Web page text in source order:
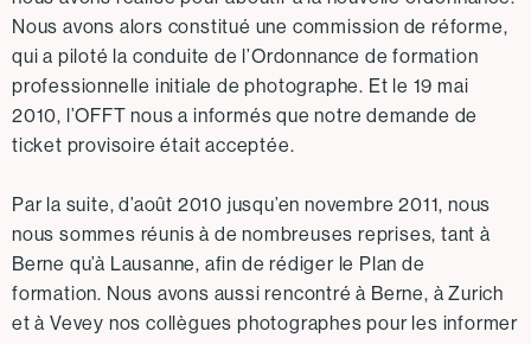
Nous avons alors constitué une commission de réforme,
qui a piloté la conduite de l’Ordonnance de formation
professionnelle initiale de photographe. Et le 19 mai
2010, l’OFFT nous a informés que notre demande de
ticket provisoire était acceptée.
Par la suite, d’août 2010 jusqu’en novembre 2011, nous
nous sommes réunis à de nombreuses reprises, tant à
Berne qu’à Lausanne, afin de rédiger le Plan de
formation. Nous avons aussi rencontré à Berne, à Zurich
et à Vevey nos collègues photographes pour les informer